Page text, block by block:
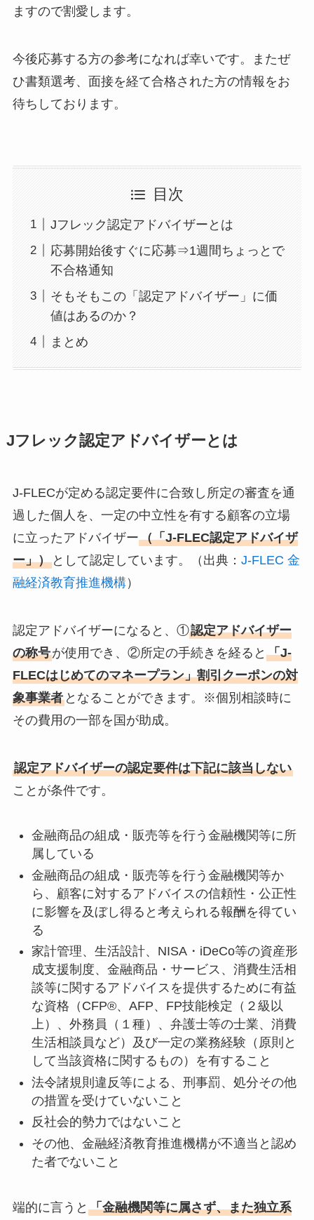
ますので割愛します。
今後応募する方の参考になれば幸いです。またぜ
ひ書類選考、面接を経て合格された方の情報をお
待ちしております。
目次
Jフレック認定アドバイザーとは
応募開始後すぐに応募⇒1週間ちょっとで
不合格通知
そもそもこの「認定アドバイザー」に価
値はあるのか？
まとめ
Jフレック認定アドバイザーとは
J-FLECが定める認定要件に合致し所定の審査を通
過した個人を、一定の中立性を有する顧客の立場
に立ったアドバイザー（「J-FLEC認定アドバイザ
ー」）として認定しています。（出典： J-FLEC 金
融経済教育推進機構）
認定アドバイザーになると、①認定アドバイザー
の称号が使用でき、②所定の手続きを経ると 「J-
FLECはじめてのマネープラン」割引クーポンの対
象事業者となることができます。※個別相談時に
その費用の一部を国が助成。
認定アドバイザーの認定要件は下記に該当しない
ことが条件です。
金融商品の組成・販売等を行う金融機関等に所
属している
金融商品の組成・販売等を行う金融機関等か
ら、顧客に対するアドバイスの信頼性・公正性
に影響を及ぼし得ると考えられる報酬を得てい
る
家計管理、生活設計、NISA・iDeCo等の資産形
成支援制度、金融商品・サービス、消費生活相
談等に関するアドバイスを提供するために有益
な資格（CFP®、AFP、FP技能検定（２級以
上）、外務員（１種）、弁護士等の士業、消費
生活相談員など）及び一定の業務経験（原則と
して当該資格に関するもの）を有すること
法令諸規則違反等による、刑事罰、処分その他
の措置を受けていないこと
反社会的勢力ではないこと
その他、金融経済教育推進機構が不適当と認め
た者でないこと
端的に言うと 「金融機関等に属さず、また独立系